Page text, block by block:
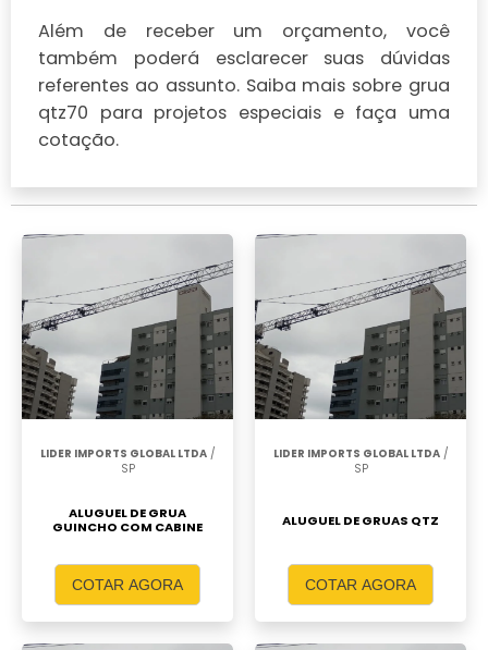
Além de receber um orçamento, você
também poderá esclarecer suas dúvidas
referentes ao assunto. Saiba mais sobre grua
qtz70 para projetos especiais e faça uma
cotação.
LIDER IMPORTS GLOBAL LTDA/
SP
ALUGUEL DE GRUA
GUINCHO COM CABINE
COTAR AGORA
LIDER IMPORTS GLOBAL LTDA/
SP
ALUGUEL DE GRUAS QTZ
COTAR AGORA